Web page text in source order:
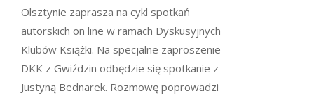
Olsztynie zaprasza na cykl spotkań
autorskich on line w ramach Dyskusyjnych
Klubów Książki. Na specjalne zaproszenie
DKK z Gwiździn odbędzie się spotkanie z
Justyną Bednarek. Rozmowę poprowadzi